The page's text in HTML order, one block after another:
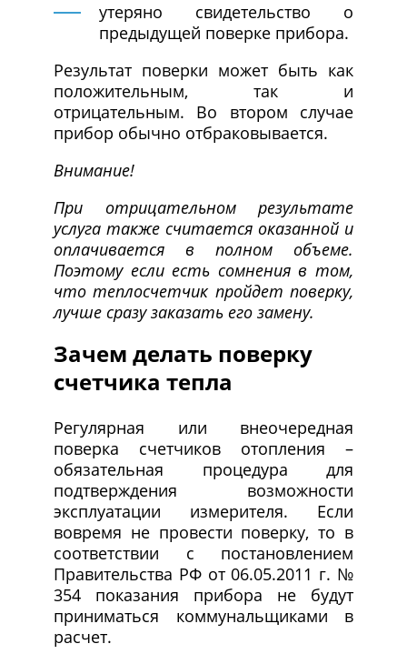
утеряно свидетельство о
предыдущей поверке прибора.
Результат поверки может быть как
положительным, так и
отрицательным. Во втором случае
прибор обычно отбраковывается.
Внимание!
При отрицательном результате
услуга также считается оказанной и
оплачивается в полном объеме.
Поэтому если есть сомнения в том,
что теплосчетчик пройдет поверку,
лучше сразу заказать его замену.
Зачем делать поверку
счетчика тепла
Регулярная или внеочередная
поверка счетчиков отопления –
обязательная процедура для
подтверждения возможности
эксплуатации измерителя. Если
вовремя не провести поверку, то в
соответствии с постановлением
Правительства РФ от 06.05.2011 г. №
354 показания прибора не будут
приниматься коммунальщиками в
расчет.